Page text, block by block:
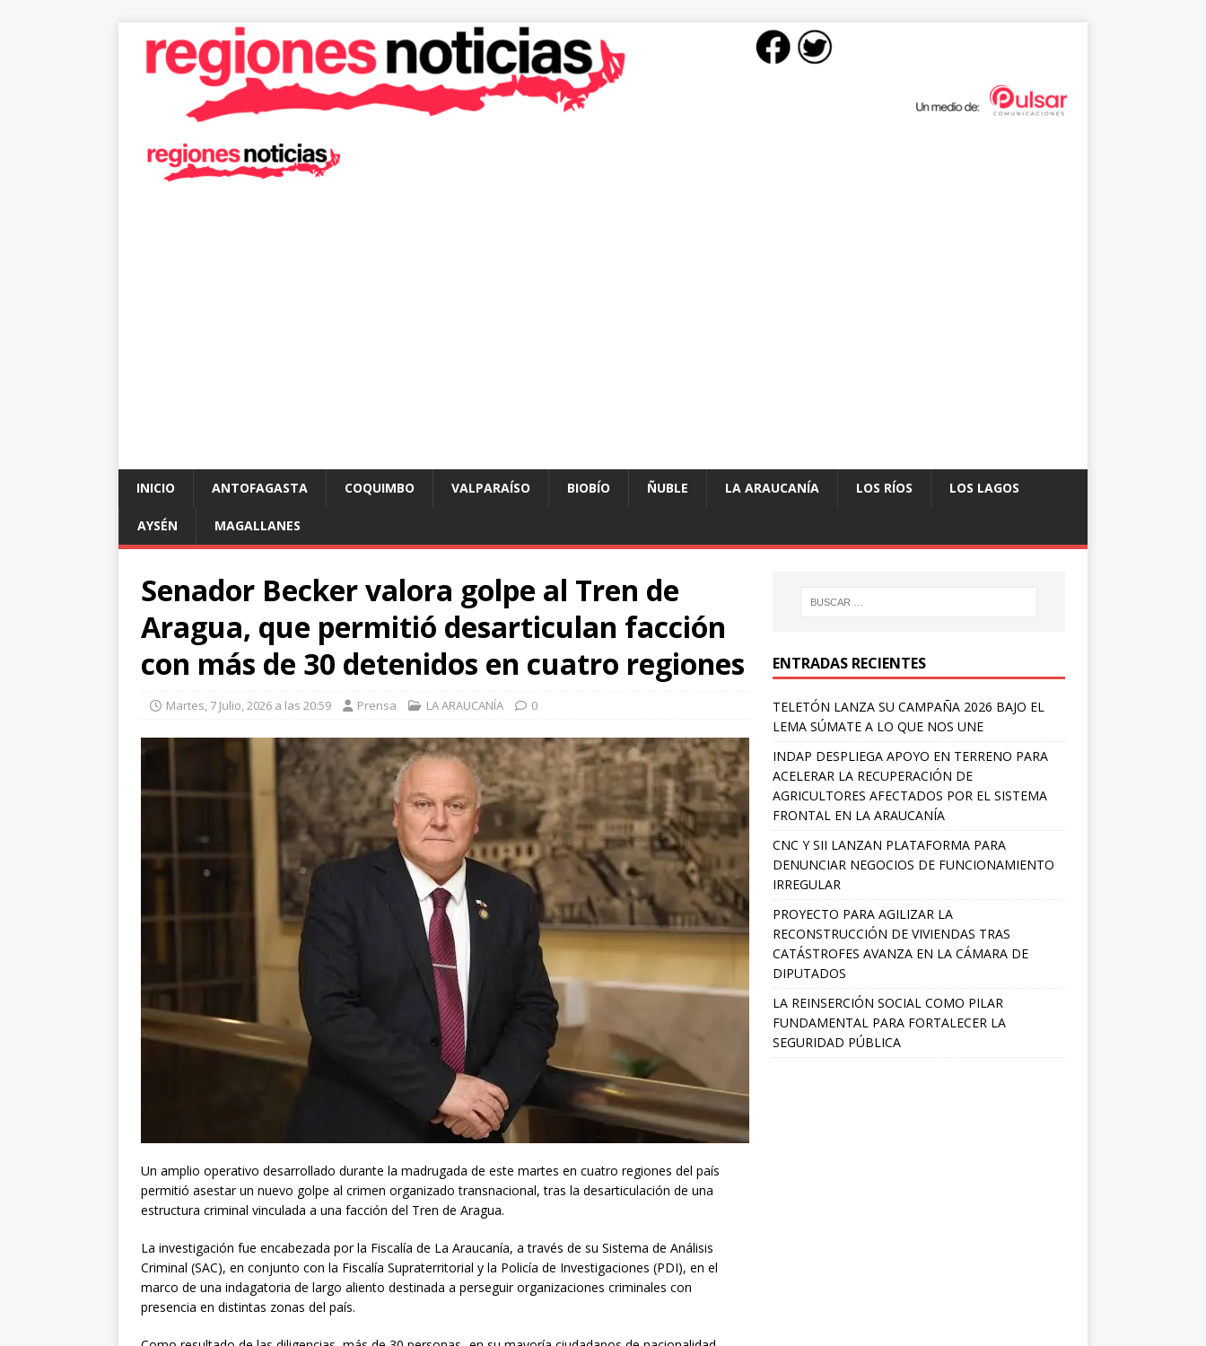
INICIO ANTOFAGASTA COQUIMBO VALPARAÍSO BIOBÍO ÑUBLE LA ARAUCANÍA LOS RÍOS LOS LAGOS
AYSÉN MAGALLANES
Senador Becker valora golpe al Tren de
Aragua, que permitió desarticulan facción
con más de 30 detenidos en cuatro regiones
Martes, 7 Julio, 2026 a las 20:59 Prensa LA ARAUCANÍA 0
Un amplio operativo desarrollado durante la madrugada de este martes en cuatro regiones del país
permitió asestar un nuevo golpe al crimen organizado transnacional, tras la desarticulación de una
estructura criminal vinculada a una facción del Tren de Aragua.
La investigación fue encabezada por la Fiscalía de La Araucanía, a través de su Sistema de Análisis
Criminal (SAC), en conjunto con la Fiscalía Supraterritorial y la Policía de Investigaciones (PDI), en el
marco de una indagatoria de largo aliento destinada a perseguir organizaciones criminales con
presencia en distintas zonas del país.
ENTRADAS RECIENTES
TELETÓN LANZA SU CAMPAÑA 2026 BAJO EL
LEMA SÚMATE A LO QUE NOS UNE
INDAP DESPLIEGA APOYO EN TERRENO PARA
ACELERAR LA RECUPERACIÓN DE
AGRICULTORES AFECTADOS POR EL SISTEMA
FRONTAL EN LA ARAUCANÍA
CNC Y SII LANZAN PLATAFORMA PARA
DENUNCIAR NEGOCIOS DE FUNCIONAMIENTO
IRREGULAR
PROYECTO PARA AGILIZAR LA
RECONSTRUCCIÓN DE VIVIENDAS TRAS
CATÁSTROFES AVANZA EN LA CÁMARA DE
DIPUTADOS
LA REINSERCIÓN SOCIAL COMO PILAR
FUNDAMENTAL PARA FORTALECER LA
SEGURIDAD PÚBLICA